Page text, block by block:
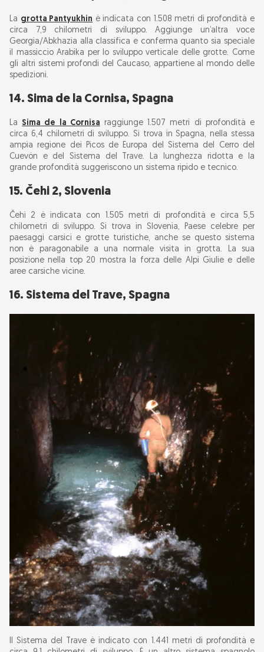
La grotta Pantyukhin è indicata con 1.508 metri di profondità e
circa 7,9 chilometri di sviluppo. Aggiunge un’altra voce
Georgia/Abkhazia alla classifica e conferma quanto sia speciale
il massiccio Arabika per lo sviluppo verticale delle grotte. Come
gli altri sistemi profondi del Caucaso, appartiene al mondo delle
spedizioni.
14. Sima de la Cornisa, Spagna
La Sima de la Cornisa raggiunge 1.507 metri di profondità e
circa 6,4 chilometri di sviluppo. Si trova in Spagna, nella stessa
ampia regione dei Picos de Europa del Sistema del Cerro del
Cuevón e del Sistema del Trave. La lunghezza ridotta e la
grande profondità suggeriscono un sistema ripido e tecnico.
15. Čehi 2, Slovenia
Čehi 2 è indicata con 1.505 metri di profondità e circa 5,5
chilometri di sviluppo. Si trova in Slovenia, Paese celebre per
paesaggi carsici e grotte turistiche, anche se questo sistema
non è paragonabile a una normale visita in grotta. La sua
posizione nella top 20 mostra la forza delle Alpi Giulie e delle
aree carsiche vicine.
16. Sistema del Trave, Spagna
Il Sistema del Trave è indicato con 1.441 metri di profondità e